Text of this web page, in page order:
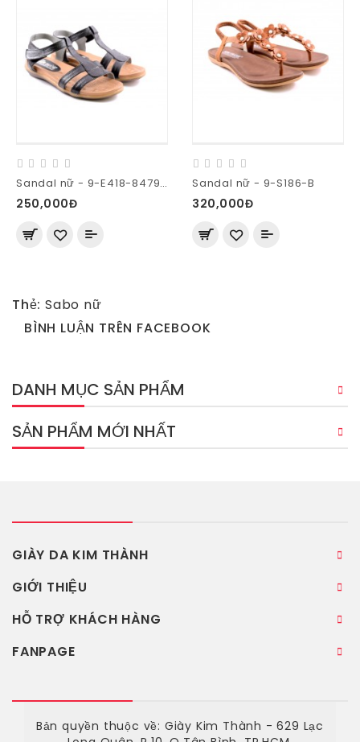
Sandal nữ - 9-E418-8479-XA
250,000Đ
Sandal nữ - 9-S186-B
320,000Đ
Thẻ: Sabo nữ
BÌNH LUẬN TRÊN FACEBOOK
DANH MỤC SẢN PHẨM
SẢN PHẨM MỚI NHẤT
GIÀY DA KIM THÀNH
GIỚI THIỆU
HỖ TRỢ KHÁCH HÀNG
FANPAGE
Bản quyền thuộc về: Giày Kim Thành - 629 Lạc